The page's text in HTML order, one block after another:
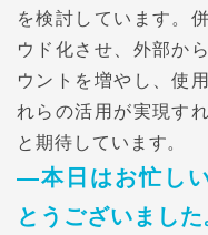
を検討しています。
ウド化させ、外部か
ウントを増やし、使
れらの活用が実現す
と期待しています。
―本日はお忙し
とうございました